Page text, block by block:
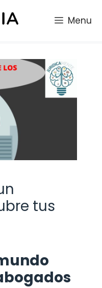
Menu
tus